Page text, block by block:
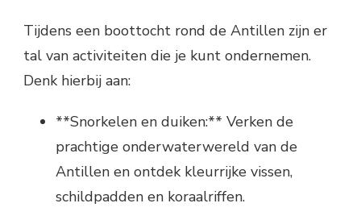
Tijdens een boottocht rond de Antillen zijn er
tal van activiteiten die je kunt ondernemen.
Denk hierbij aan:
**Snorkelen en duiken:** Verken de
prachtige onderwaterwereld van de
Antillen en ontdek kleurrijke vissen,
schildpadden en koraalriffen.